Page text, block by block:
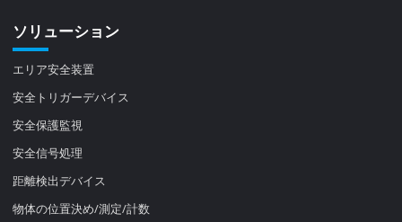
ソリューション
エリア安全装置
安全トリガーデバイス
安全保護監視
安全信号処理
距離検出デバイス
物体の位置決め/測定/計数